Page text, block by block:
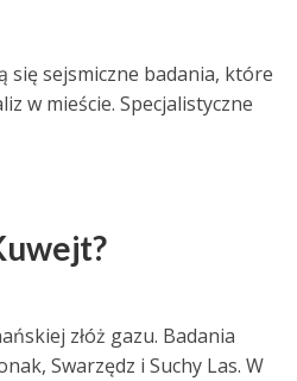
się sejsmiczne badania, które
w mieście. Specjalistyczne
złóż gazu. Badania
Swarzędz i Suchy Las. W